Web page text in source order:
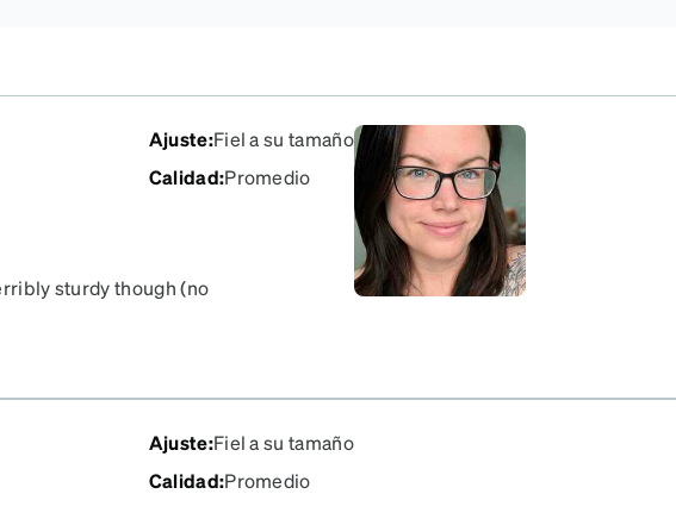
Ajuste:Fiel a su tamaño
Calidad:Promedio
sturdy though (no
to get high index
Ajuste:Fiel a su tamaño
Calidad:Promedio